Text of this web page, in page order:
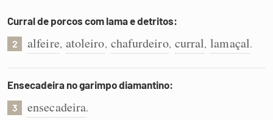
Caça-palavras
Curral de porcos com lama e detritos:
2 alfeire, atoleiro, chafurdeiro, curral, lamaçal.
Ensecadeira no garimpo diamantino:
3 ensecadeira.